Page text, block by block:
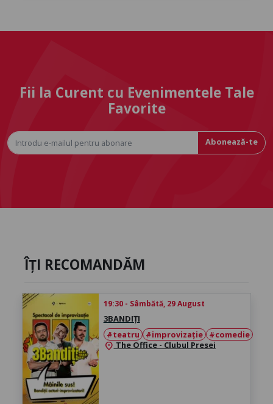
Fii la Curent cu Evenimentele Tale
Favorite
Abonează-te
ÎȚI RECOMANDĂM
19:30 - Sâmbătă, 29 August
3BANDIȚI
#teatru
#improvizație #comedie
location_on The Office - Clubul Presei